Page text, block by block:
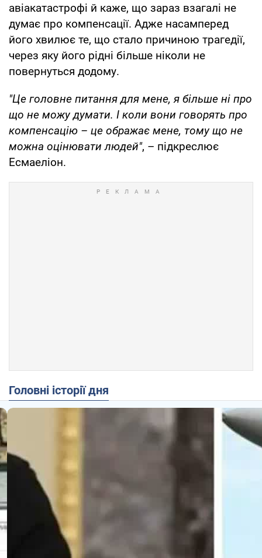
авіакатастрофі й каже, що зараз взагалі не
думає про компенсації. Адже насамперед
його хвилює те, що стало причиною трагедії,
через яку його рідні більше ніколи не
повернуться додому.
"Це головне питання для мене, я більше ні про
що не можу думати. І коли вони говорять про
компенсацію – це ображає мене, тому що не
можна оцінювати людей", – підкреслює
Есмаеліон.
Головні історії дня